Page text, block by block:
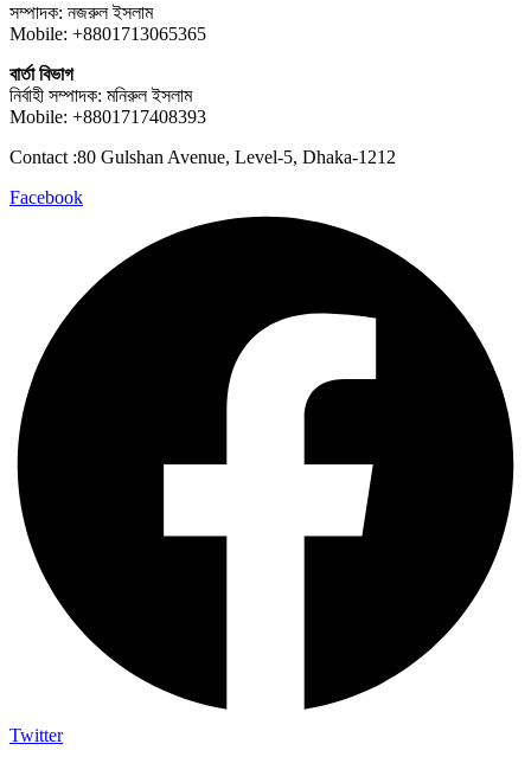
সম্পাদক: নজরুল ইসলাম
Mobile: +8801713065365
বার্তা বিভাগ
নির্বাহী সম্পাদক: মনিরুল ইসলাম
Mobile: +8801717408393
Contact :80 Gulshan Avenue, Level-5, Dhaka-1212
Facebook
Twitter